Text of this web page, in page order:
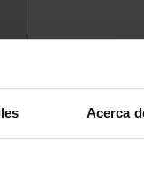
Acerca